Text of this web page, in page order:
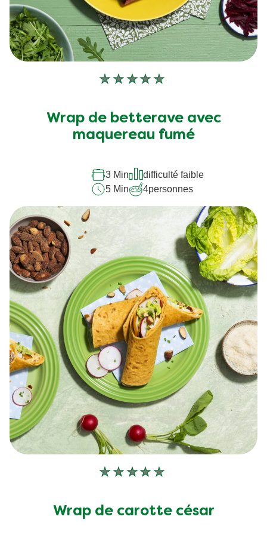
Aucune
soumise
pour
Wrap de betterave avec
maquereau fumé
3 Min
difficulté faible
5 Min
4personnes
Aucune
soumise
Wrap de carotte césar